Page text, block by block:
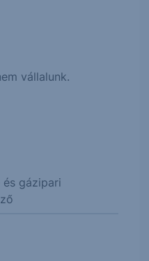
vállalunk.
és gázipari